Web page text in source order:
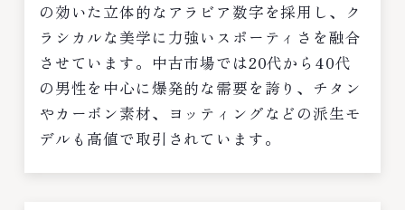
の効いた立体的なアラビア数字を採用し、ク
ラシカルな美学に力強いスポーティさを融合
させています。中古市場では20代から40代
の男性を中心に爆発的な需要を誇り、チタン
やカーボン素材、ヨッティングなどの派生モ
デルも高値で取引されています。